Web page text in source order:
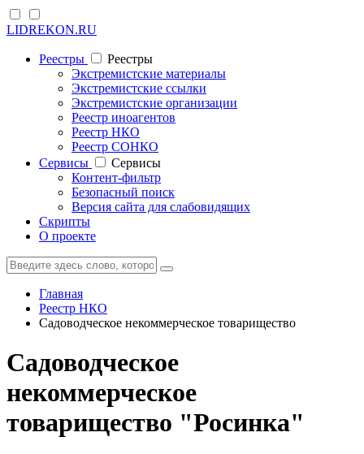
LIDREKON.RU
Реестры
Реестры
Экстремистские материалы
Экстремистские ссылки
Экстремистские организации
Реестр иноагентов
Реестр НКО
Реестр СОНКО
Cервисы
Cервисы
Контент-фильтр
Безопасный поиск
Версия сайта для слабовидящих
Скрипты
О проекте
Главная
Реестр НКО
Садоводческое некоммерческое товарищество
Садоводческое
некоммерческое
товарищество "Росинка"